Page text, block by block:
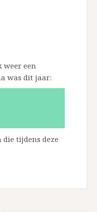
weer een
was dit jaar:
tijdens deze